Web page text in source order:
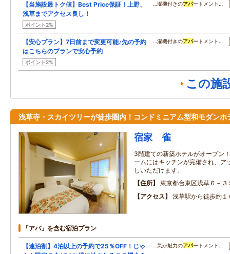
【当施設最トク値】Best Price保証！上野、
浅草までアクセス良し！
ポイント2%
…濯機付きのアパートメント…
【安心プラン】7日前まで変更可能♪先の予約
はこちらのプランで安心予約
ポイント2%
…濯機付きのアパートメント…
この施
浅草寺・スカイツリーが徒歩圏内！コンドミニアム型和モダンホ
宿家 雀
3階建ての新築ホテルがオープン
ームにはキッチンが完備され、ア
しいただけます。
住所
東京都台東区浅草６－３
アクセス
浅草駅から徒歩約１
「アパ」を含む宿泊プラン
【連泊割】4泊以上の予約で25％OFF！じゃ
…気が魅力のアパートメント…